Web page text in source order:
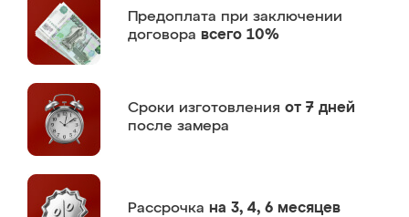
Предоплата при заключении
договора всего 10%
Сроки изготовления от 7 дней
после замера
Рассрочка на 3, 4, 6 месяцев